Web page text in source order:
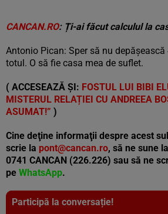
CANCAN.RO: Ți-ai făcut calculul la
Antonio Pican: Sper să nu
totul. O să fie casa mea de suflet.
( ACCESEAZĂ ȘI: FOSTUL LUI BIBI
MISTERUL RELAȚIEI CU ANDREEA
ASUMAT!” )
Cine deţine informaţii despre acest
scrie la pont@cancan.ro, să ne sune la
0741 CANCAN (226.226) sau să ne
pe WhatsApp.
Participă la conversație!